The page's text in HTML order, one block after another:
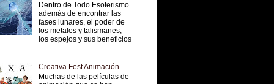
Dentro de Todo Esoterismo
además de encontrar las
fases lunares, el poder de
los metales y talismanes,
los espejos y sus beneficios
Creativa Fest Animación
Muchas de las películas de